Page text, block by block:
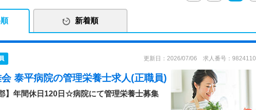
新着順
更新日：2026/07/06 求人番号：9824110
泰平病院の管理栄養士求人(正職員)
】年間休日120日☆病院にて管理栄養士募集